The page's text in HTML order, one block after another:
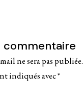
commentaire
ne sera pas publiée.
indiqués avec*